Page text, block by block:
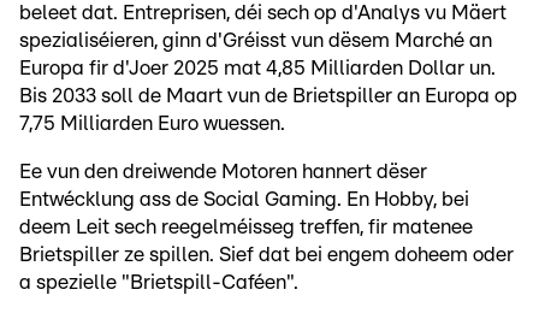
beleet dat. Entreprisen, déi sech op d'Analys vu Mäert
spezialiséieren, ginn d'Gréisst vun dësem Marché an
Europa fir d'Joer 2025 mat 4,85 Milliarden Dollar un.
Bis 2033 soll de Maart vun de Brietspiller an Europa op
7,75 Milliarden Euro wuessen.
Ee vun den dreiwende Motoren hannert dëser
Entwécklung ass de Social Gaming. En Hobby, bei
deem Leit sech reegelméisseg treffen, fir matenee
Brietspiller ze spillen. Sief dat bei engem doheem oder
a spezielle "Brietspill-Caféen".